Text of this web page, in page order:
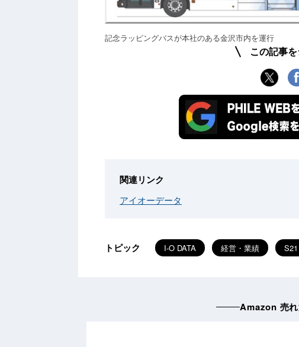
記念ラッピングバスが本社のある金沢市内を運行
この記事
関連リンク
アイオーデータ
トピック I-O DATA 経営・業績